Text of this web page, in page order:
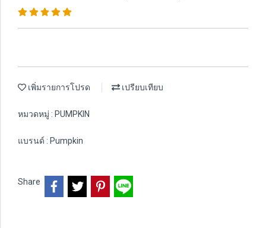
เพิ่มรายการโปรด เปรียบเทียบ
หมวดหมู่ : PUMPKIN
แบรนด์ : Pumpkin
Share